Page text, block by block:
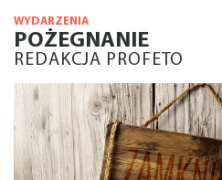
WYDARZENIA
POŻEGNANIE
REDAKCJA PROFETO